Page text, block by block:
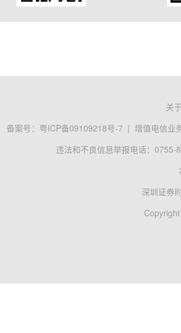
关
备案号： 粤ICP备09109218号-7 | 增值电信业
违法和不良信息举报电话：0755-
深圳证券